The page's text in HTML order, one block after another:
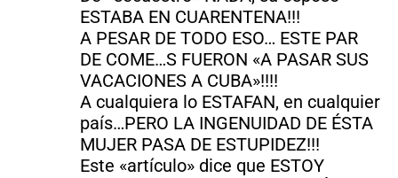
ESTABA EN CUARENTENA!!!
A PESAR DE TODO ESO… ESTE PAR
DE COME…S FUERON «A PASAR SUS
VACACIONES A CUBA»!!!!
A cualquiera lo ESTAFAN, en cualquier
país…PERO LA INGENUIDAD DE ÉSTA
MUJER PASA DE ESTUPIDEZ!!!
Este «artículo» dice que ESTOY